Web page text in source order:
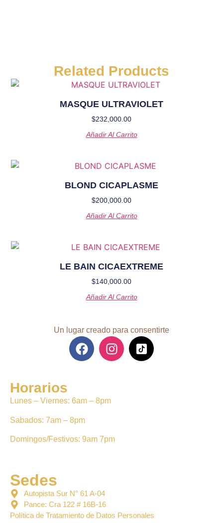
Related Products
MASQUE ULTRAVIOLET
$232,000.00
Añadir Al Carrito
BLOND CICAPLASME
$200,000.00
Añadir Al Carrito
LE BAIN CICAEXTREME
$140,000.00
Añadir Al Carrito
Un lugar creado para consentirte
Horarios
Lunes – Viernes: 6am – 8pm
Sabados: 7am – 8pm
Domingos/Festivos: 9am 7pm
Sedes
Autopista Sur N° 61 A-04
Pance: Cra 122 # 16B-16
Política de Tratamiento de Datos Personales